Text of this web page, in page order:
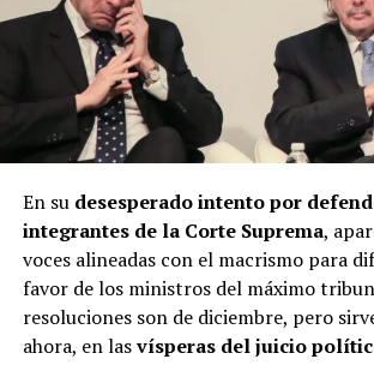
En su desesperado intento por
integrantes de la Corte Suprema,
voces alineadas con el macrismo para
favor de los ministros del máximo
resoluciones son de diciembre, pero
ahora, en lasvísperas del juicio